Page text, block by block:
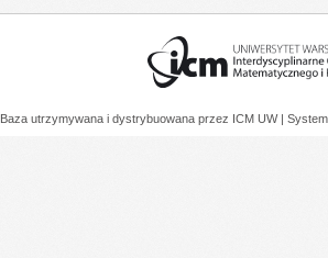
Baza utrzymywana i dystrybuowana przez ICM UW |